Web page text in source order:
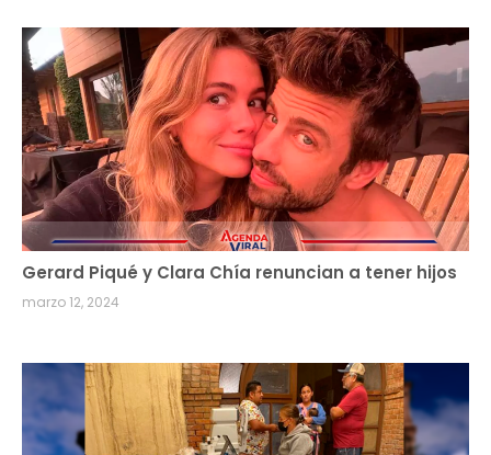
Gerard Piqué y Clara Chía renuncian a tener hijos
marzo 12, 2024